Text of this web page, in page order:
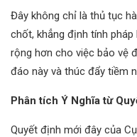
Đây không chỉ là thủ tục
chốt, khẳng định tính
rộng hơn cho việc bảo vệ
đáo này và thúc đẩy tiềm
Phân tích Ý Nghĩa từ
Quyết định mới đây của